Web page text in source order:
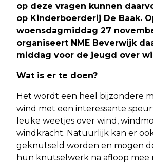
op deze vragen kunnen
op Kinderboerderij De Baak.
woensdagmiddag 27
organiseert NME Beverwijk
middag voor de jeugd over
Wat is er te doen?
Het wordt een heel bijzondere
wind met een interessante
leuke weetjes over wind,
windkracht. Natuurlijk kan er
geknutseld worden en mogen
hun knutselwerk na afloop mee